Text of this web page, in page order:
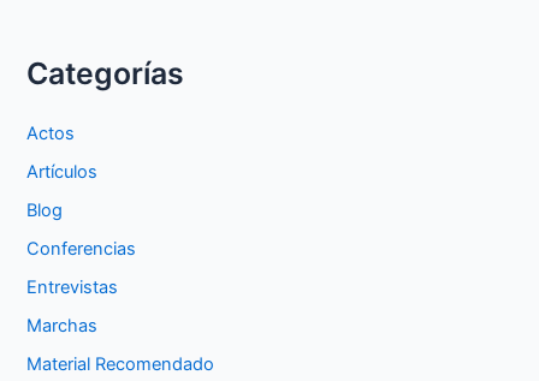
Categorías
Actos
Artículos
Blog
Conferencias
Entrevistas
Marchas
Material Recomendado